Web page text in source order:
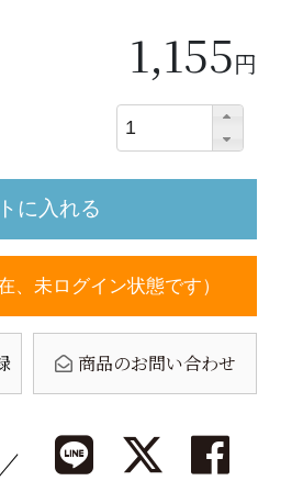
1,155円
在、未ログイン状態です）
商品のお問い合わせ